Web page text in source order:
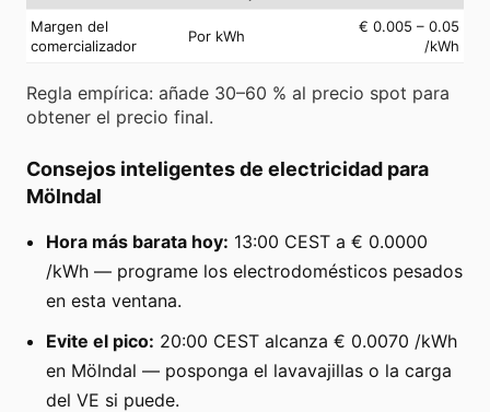
Margen del
comercializador
Por kWh
€ 0.005 – 0.05
/kWh
Regla empírica: añade 30–60 % al precio spot para
obtener el precio final.
Consejos inteligentes de electricidad para
Mölndal
Hora más barata hoy: 13:00 CEST a € 0.0000
/kWh — programe los electrodomésticos pesados
en esta ventana.
Evite el pico: 20:00 CEST alcanza € 0.0070 /kWh
en Mölndal — posponga el lavavajillas o la carga
del VE si puede.